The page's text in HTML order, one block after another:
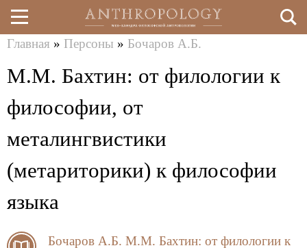
Перейти
к
основному
здесь
Главная » Персоны » Бочаров А.Б.
М.М. Бахтин: от филологии к
философии, от
металингвистики
(метариторики) к философии
языка
Бочаров А.Б. М.М. Бахтин: от филологии к